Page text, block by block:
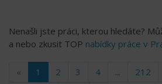
Nenašli jste práci, kterou hledáte?
a nebo zkusit TOP nabídky práce v
« 1 2 3 4 ... 212